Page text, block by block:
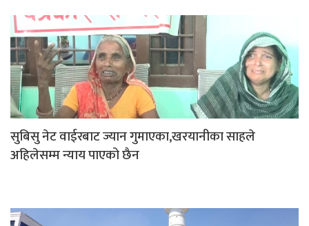
सुबिसु नेट वाईरबाट ज्यान गुमाएका,खरयानीका साहले
अहिलेसम्म न्याय पाएको छैन